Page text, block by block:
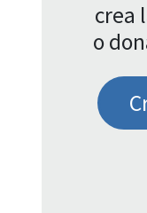
crea
o